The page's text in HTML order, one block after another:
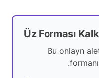
Üz Forması
Bu onlayn